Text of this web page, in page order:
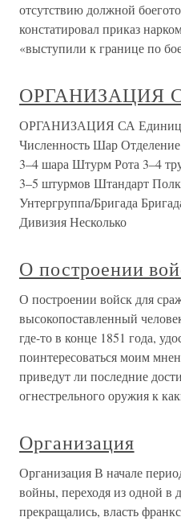
отсутствию должной
констатировал приказ
«выступили к границе по
ОРГАНИЗАЦИЯ
ОРГАНИЗАЦИЯ СА Единица
Численность Шар
3–4 шара Штурм Рота 3–4
3–5 штурмов Штандарт
Унтергруппа/Бригада
Дивизия Несколько
О построении
О построении войск для
высокопоставленный
где-то в конце 1851 года,
поинтересоваться моим
приведут ли последние
огнестрельного оружия к
Организация
Организация В начале
войны, переходя из одной в
прекращались, власть